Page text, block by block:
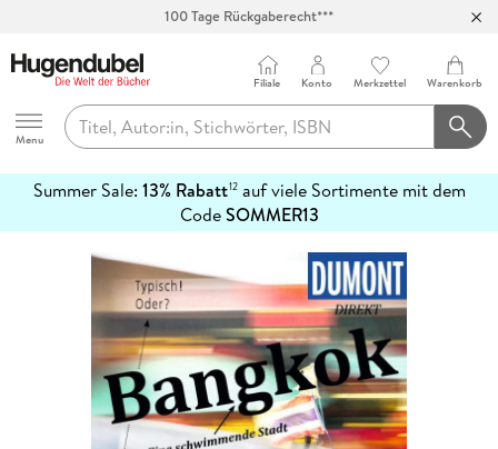
100 Tage Rückgaberecht***
Hugendubel
Menu
Filiale Konto Merkzettel Warenkorb
Summer Sale: 13% Rabatt12auf viele Sortimente mit dem
CodeSOMMER13
erfahren